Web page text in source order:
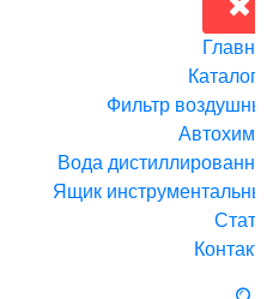
Каталог
Фильтр
Вода
Ящик